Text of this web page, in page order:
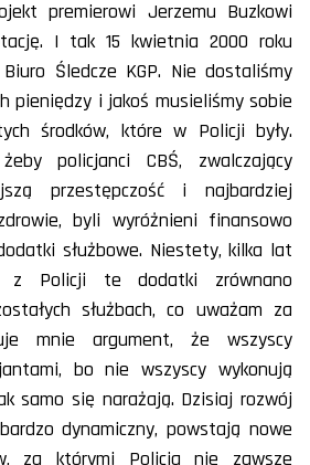
premierowi Jerzemu Buzkowi
I tak 15 kwietnia 2000 roku
Śledcze KGP. Nie dostaliśmy
pieniędzy i jakoś musieliśmy sobie
środków, które w Policji były.
policjanci CBŚ, zwalczający
przestępczość i najbardziej
byli wyróżnieni finansowo
służbowe. Niestety, kilka lat
z Policji te dodatki zrównano
służbach, co uważam za
mnie argument, że wszyscy
bo nie wszyscy wykonują
samo się narażają. Dzisiaj rozwój
dynamiczny, powstają nowe
za którymi Policja nie zawsze